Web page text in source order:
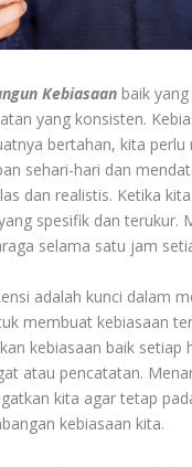
Kebiasaan baik
yang konsisten.
bertahan, kita
sehari-hari dan
dan realistis. Ketika
spesifik dan terukur.
selama satu jam
adalah kunci dalam
membuat kebiasaan
kebiasaan baik
atau pencatatan.
kita agar tetap
kebiasaan kita.